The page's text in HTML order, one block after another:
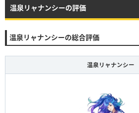
温泉リャナンシーの評価
温泉リャナンシーの総合評価
温泉リャナンシー